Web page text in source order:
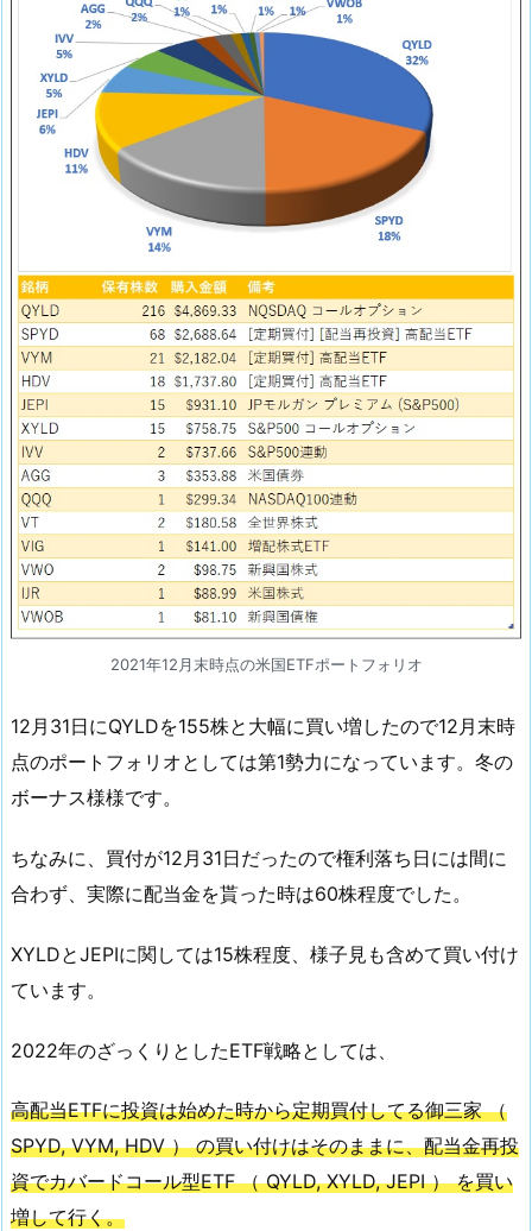
3.
海
外
積
み
立
て
る
の
に
オ
ス
ス
メ
の
口
2021年12月末時点の米国ETFポートフォリオ
12月31日にQYLDを155株と大幅に買い増したので12月末時
点のポートフォリオとしては第1勢力になっています。冬の
ボーナス様様です。
ちなみに、買付が12月31日だったので権利落ち日には間に
合わず、実際に配当金を貰った時は60株程度でした。
XYLDとJEPIに関しては15株程度、様子見も含めて買い付け
ています。
2022年のざっくりとしたETF戦略としては、
高配当ETFに投資は始めた時から定期買付してる御三家 （
SPYD, VYM, HDV ） の買い付けはそのままに、配当金再投
資でカバードコール型ETF （ QYLD, XYLD, JEPI ） を買い
増して行く。